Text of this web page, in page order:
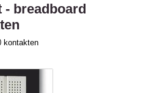
- breadboard
kontakten